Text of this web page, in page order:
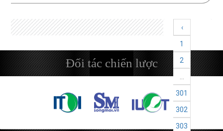
‹
1
2
301
302
303
Đối tác chiến lược